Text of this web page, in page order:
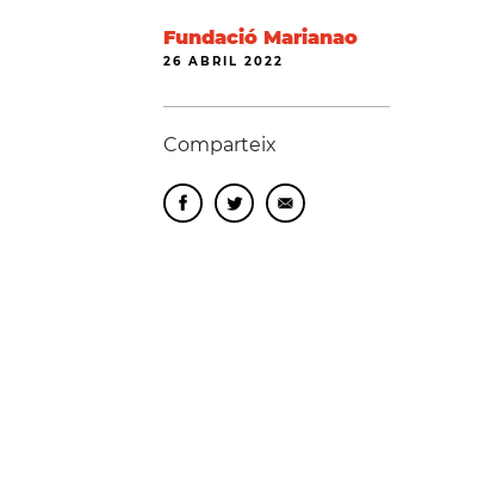
Fundació Marianao
26 ABRIL 2022
Comparteix